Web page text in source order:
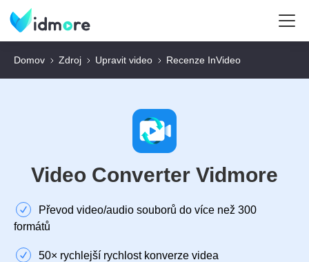
Domov Zdroj Upravit video Recenze InVideo
Video Converter Vidmore
Převod video/audio souborů do více než 300
formátů
50× rychlejší rychlost konverze videa